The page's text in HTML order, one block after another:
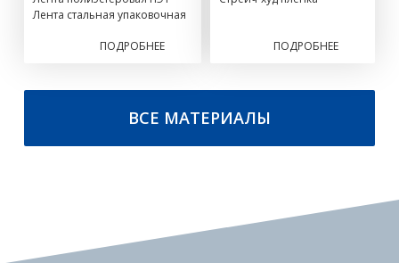
Лента стальная упаковочная
ПОДРОБНЕЕ ПОДРОБНЕЕ
ВСЕ МАТЕРИАЛЫ